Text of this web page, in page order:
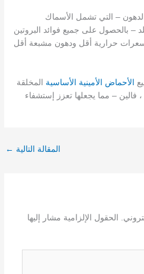
– التي تشمل الأسماك
– بالحصول على جميع فوائد البروتين
سعرات حرارية أقل ودهون مشبعة أقل
الأحماض الأمينية الأساسية المخلقة
فالين – مما يجعلها تعزز إستشفاء
المقالة التالية ←
الحقول الإلزامية مشار إليها